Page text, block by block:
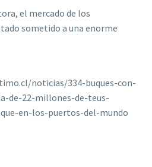
el mercado de los
sometido a una enorme
noticias/334-buques-con-
de-22-millones-de-teus-
en-los-puertos-del-mundo